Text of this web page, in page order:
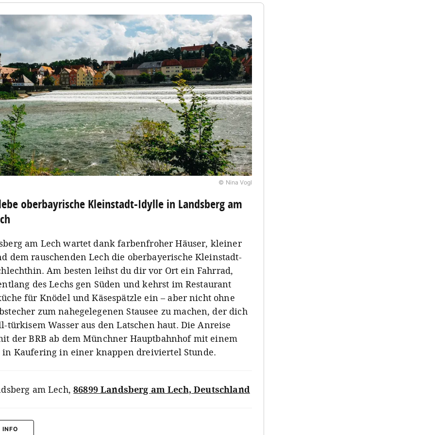
© Nina Vogl
oberbayrische Kleinstadt-Idylle in Landsberg am
am Lech wartet dank farbenfroher Häuser, kleiner
dem rauschenden Lech die oberbayerische Kleinstadt-
Am besten leihst du dir vor Ort ein Fahrrad,
des Lechs gen Süden und kehrst im Restaurant
für Knödel und Käsespätzle ein – aber nicht ohne
zum nahegelegenen Stausee zu machen, der dich
türkisem Wasser aus den Latschen haut. Die Anreise
der BRB ab dem Münchner Hauptbahnhof mit einem
in Kaufering in einer knappen dreiviertel Stunde.
am Lech,86899 Landsberg am Lech, Deutschland
INFO